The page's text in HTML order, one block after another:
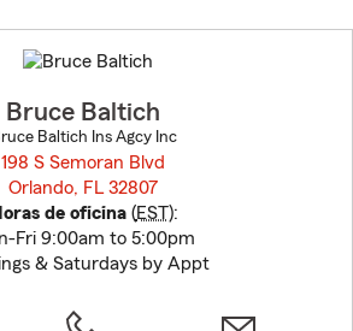
to
before
Bruce Baltich
Baltich Ins Agcy Inc
198 S Semoran Blvd
Orlando, FL 32807
de oficina(EST):
Fri 9:00am to 5:00pm
& Saturdays by Appt